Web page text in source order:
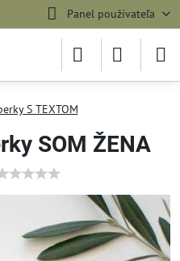
Panel používateľa
S TEXTOM
SOM ŽENA